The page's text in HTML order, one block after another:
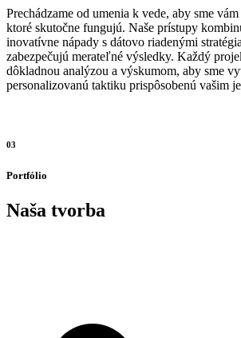
Prechádzame od umenia k vede, aby sme
ktoré skutočne fungujú. Naše prístupy
inovatívne nápady s dátovo riadenými
zabezpečujú merateľné výsledky. Každý
dôkladnou analýzou a výskumom, aby sme
personalizovanú taktiku prispôsobenú vašim
03
Portfólio
Naša tvorba